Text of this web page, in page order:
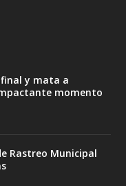
y mata a
momento
Rastreo Municipal